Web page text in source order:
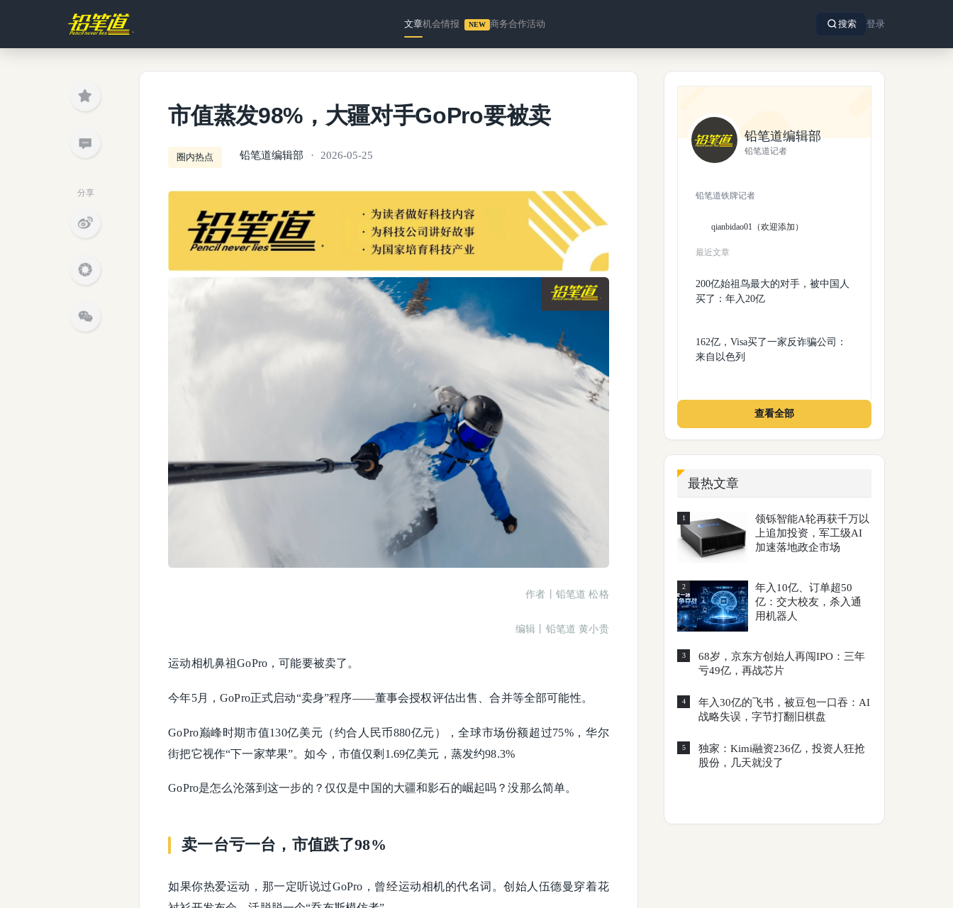
文章机会情报 NEW 商务合作活动 搜索 登录
分享
市值蒸发98%，大疆对手GoPro要被卖
圈内热点 铅笔道编辑部 2026-05-25
作者丨铅笔道 松格
编辑丨铅笔道 黄小贵
运动相机鼻祖GoPro，可能要被卖了。
今年5月，GoPro正式启动“卖身”程序——董事会授权评估出售、合并等全部可能性。
GoPro巅峰时期市值130亿美元（约合人民币880亿元），全球市场份额超过75%，华尔
街把它视作“下一家苹果”。如今，市值仅剩1.69亿美元，蒸发约98.3%
GoPro是怎么沦落到这一步的？仅仅是中国的大疆和影石的崛起吗？没那么简单。
卖一台亏一台，市值跌了98%
如果你热爱运动，那一定听说过GoPro，曾经运动相机的代名词。创始人伍德曼穿着花
铅笔道编辑部
铅笔道记者
铅笔道铁牌记者
qianbidao01（欢迎添加）
最近文章
200亿始祖鸟最大的对手，被中国人
买了：年入20亿
162亿，Visa买了一家反诈骗公司：
来自以色列
查看全部
最热文章
1
领铄智能A轮再获千万以
上追加投资，军工级AI
加速落地政企市场
2
年入10亿、订单超50
亿：交大校友，杀入通
用机器人
3
68岁，京东方创始人再闯IPO：三年
亏49亿，再战芯片
4
年入30亿的飞书，被豆包一口吞：AI
战略失误，字节打翻旧棋盘
5
独家：Kimi融资236亿，投资人狂抢
股份，几天就没了